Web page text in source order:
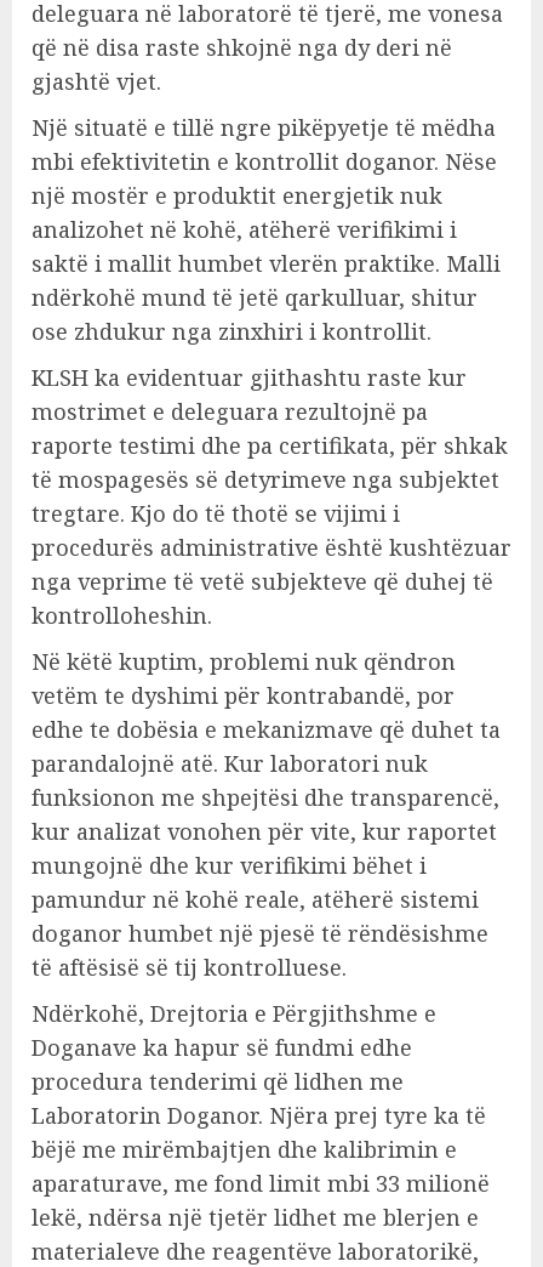
deleguara në laboratorë të tjerë, me vonesa
që në disa raste shkojnë nga dy deri në
gjashtë vjet.
Një situatë e tillë ngre pikëpyetje të mëdha
mbi efektivitetin e kontrollit doganor. Nëse
një mostër e produktit energjetik nuk
analizohet në kohë, atëherë verifikimi i
saktë i mallit humbet vlerën praktike. Malli
ndërkohë mund të jetë qarkulluar, shitur
ose zhdukur nga zinxhiri i kontrollit.
KLSH ka evidentuar gjithashtu raste kur
mostrimet e deleguara rezultojnë pa
raporte testimi dhe pa certifikata, për shkak
të mospagesës së detyrimeve nga subjektet
tregtare. Kjo do të thotë se vijimi i
procedurës administrative është kushtëzuar
nga veprime të vetë subjekteve që duhej të
kontrolloheshin.
Në këtë kuptim, problemi nuk qëndron
vetëm te dyshimi për kontrabandë, por
edhe te dobësia e mekanizmave që duhet ta
parandalojnë atë. Kur laboratori nuk
funksionon me shpejtësi dhe transparencë,
kur analizat vonohen për vite, kur raportet
mungojnë dhe kur verifikimi bëhet i
pamundur në kohë reale, atëherë sistemi
doganor humbet një pjesë të rëndësishme
të aftësisë së tij kontrolluese.
Ndërkohë, Drejtoria e Përgjithshme e
Doganave ka hapur së fundmi edhe
procedura tenderimi që lidhen me
Laboratorin Doganor. Njëra prej tyre ka të
bëjë me mirëmbajtjen dhe kalibrimin e
aparaturave, me fond limit mbi 33 milionë
lekë, ndërsa një tjetër lidhet me blerjen e
materialeve dhe reagentëve laboratorikë,